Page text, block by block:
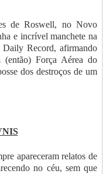
de Roswell, no Novo
e incrível manchete na
Record, afirmando
Força Aérea do
dos destroços de um
apareceram relatos de
no céu, sem que